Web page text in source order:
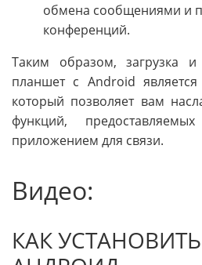
обмена сообщениями и
конференций.
Таким образом, загрузка
планшет с Android
который позволяет вам
функций,
приложением для связи.
Видео:
КАК УСТАНОВИТЬ